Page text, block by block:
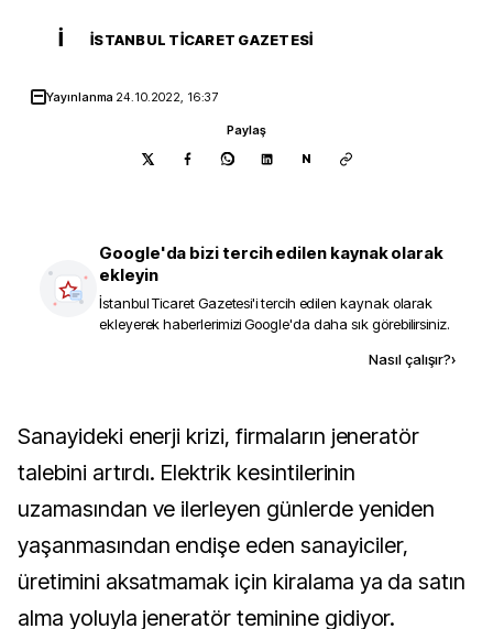
İ İSTANBUL TICARET GAZETESI
Yayınlanma 24.10.2022, 16:37
Paylaş
N
Google'da bizi tercih edilen kaynak olarak
ekleyin
İstanbul Ticaret Gazetesi'i tercih edilen kaynak olarak
ekleyerek haberlerimizi Google'da daha sık görebilirsiniz.
Nasıl çalışır?›
Sanayideki enerji krizi, firmaların jeneratör
talebini artırdı. Elektrik kesintilerinin
uzamasından ve ilerleyen günlerde yeniden
yaşanmasından endişe eden sanayiciler,
üretimini aksatmamak için kiralama ya da satın
alma yoluyla jeneratör teminine gidiyor.